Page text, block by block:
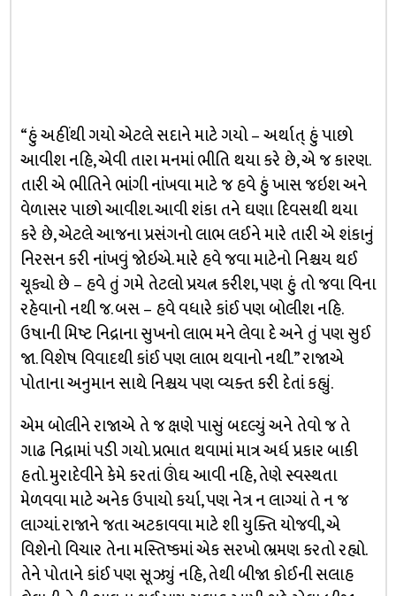
“હું અહીંથી ગયો એટલે સદાને માટે ગયો – અર્થાત્ હું પાછો
આવીશ નહિ, એવી તારા મનમાં ભીતિ થયા કરે છે, એ જ કારણ.
તારી એ ભીતિને ભાંગી નાંખવા માટે જ હવે હું ખાસ જઇશ અને
વેળાસર પાછો આવીશ. આવી શંકા તને ઘણા દિવસથી થયા
કરે છે, એટલે આજના પ્રસંગનો લાભ લઈને મારે તારી એ શંકાનું
નિરસન કરી નાંખવું જોઇએ. મારે હવે જવા માટેનો નિશ્ચય થઈ
ચૂક્યો છે – હવે તું ગમે તેટલો પ્રયત્ન કરીશ, પણ હું તો જવા વિના
રહેવાનો નથી જ. બસ – હવે વધારે કાંઈ પણ બોલીશ નહિ.
ઉષાની મિષ્ટ નિદ્રાના સુખનો લાભ મને લેવા દે અને તું પણ સુઈ
જા. વિશેષ વિવાદથી કાંઈ પણ લાભ થવાનો નથી.” રાજાએ
પોતાના અનુમાન સાથે નિશ્ચય પણ વ્યક્ત કરી દેતાં કહ્યું.
એમ બોલીને રાજાએ તે જ ક્ષણે પાસું બદલ્યું અને તેવો જ તે
ગાઢ નિદ્રામાં પડી ગયો. પ્રભાત થવામાં માત્ર અર્ધ પ્રકાર બાકી
હતો. મુરાદેવીને કેમે કરતાં ઊંઘ આવી નહિ, તેણે સ્વસ્થતા
મેળવવા માટે અનેક ઉપાયો કર્યા, પણ નેત્ર ન લાગ્યાં તે ન જ
લાગ્યાં. રાજાને જતા અટકાવવા માટે શી યુક્તિ યોજવી, એ
વિશેનો વિચાર તેના મસ્તિષ્કમાં એક સરખો ભ્રમણ કરતો રહ્યો.
તેને પોતાને કાંઈ પણ સૂઝ્યું નહિ, તેથી બીજા કોઈની સલાહ